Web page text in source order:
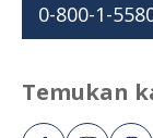
0-800-1-
Temukan